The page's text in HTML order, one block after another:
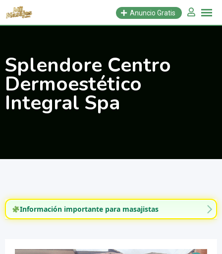
Saltar
Anuncio Gratis
Splendore Centro
Dermoestético
Integral Spa
Información importante para masajistas